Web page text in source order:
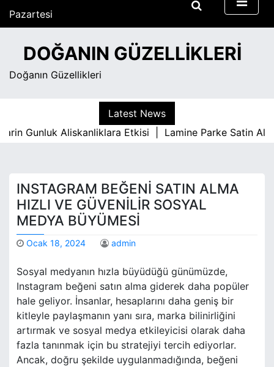
Pazartesi
Ağustos 10, 2026
4:55 am
DOĞANIN GÜZELLIKLERI
Doğanın Güzellikleri
Latest News
Gunluk Aliskanliklara Etkisi | Lamine Parke Satin
INSTAGRAM BEĞENI SATIN ALMA
HIZLI VE GÜVENILIR SOSYAL
MEDYA BÜYÜMESI
Ocak 18, 2024 admin
Sosyal medyanın hızla büyüdüğü günümüzde,
Instagram beğeni satın alma giderek daha popüler
hale geliyor. İnsanlar, hesaplarını daha geniş bir
kitleyle paylaşmanın yanı sıra, marka bilinirliğini
artırmak ve sosyal medya etkileyicisi olarak daha
fazla tanınmak için bu stratejiyi tercih ediyorlar.
Ancak, doğru şekilde uygulanmadığında, beğeni